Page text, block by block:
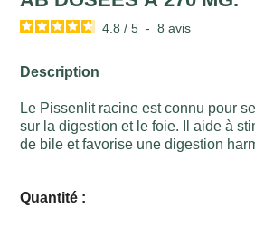
4.8 / 5 - 8avis
Description
Le Pissenlit racine est connu pour
sur la digestion et le foie. Il aide à
de bile et favorise une digestion
Quantité :